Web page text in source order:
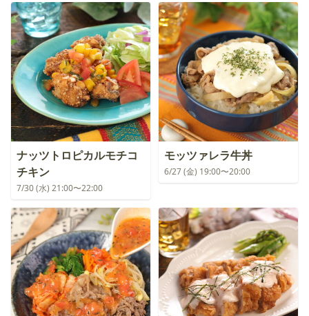
ナッツトロピカルモチコ
チキン
7/30 (水) 21:00〜22:00
モッツァレラ牛丼
6/27 (金) 19:00〜20:00